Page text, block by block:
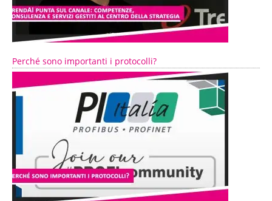
Perché sono importanti i protocolli?